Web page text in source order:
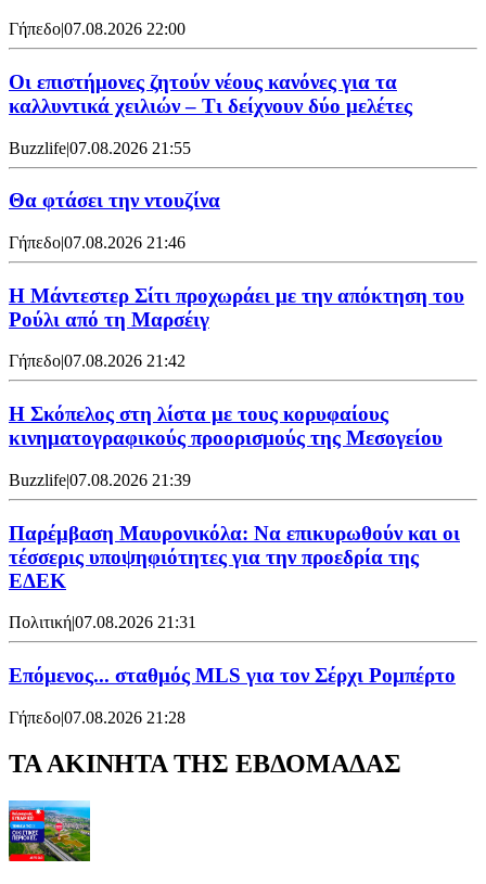
Γήπεδο|07.08.2026 22:00
Οι επιστήμονες ζητούν νέους κανόνες για τα
καλλυντικά χειλιών – Τι δείχνουν δύο μελέτες
Buzzlife|07.08.2026 21:55
Θα φτάσει την ντουζίνα
Γήπεδο|07.08.2026 21:46
Η Μάντεστερ Σίτι προχωράει με την απόκτηση του
Ρούλι από τη Μαρσέιγ
Γήπεδο|07.08.2026 21:42
Η Σκόπελος στη λίστα με τους κορυφαίους
κινηματογραφικούς προορισμούς της Μεσογείου
Buzzlife|07.08.2026 21:39
Παρέμβαση Μαυρονικόλα: Να επικυρωθούν και οι
τέσσερις υποψηφιότητες για την προεδρία της
ΕΔΕΚ
Πολιτική|07.08.2026 21:31
Επόμενος... σταθμός MLS για τον Σέρχι Ρομπέρτο
Γήπεδο|07.08.2026 21:28
ΤΑ ΑΚΙΝΗΤΑ ΤΗΣ ΕΒΔΟΜΑΔΑΣ